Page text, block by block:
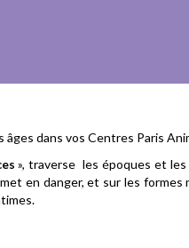
âges dans vos Centres Paris
», traverse les époques et
en danger, et sur les